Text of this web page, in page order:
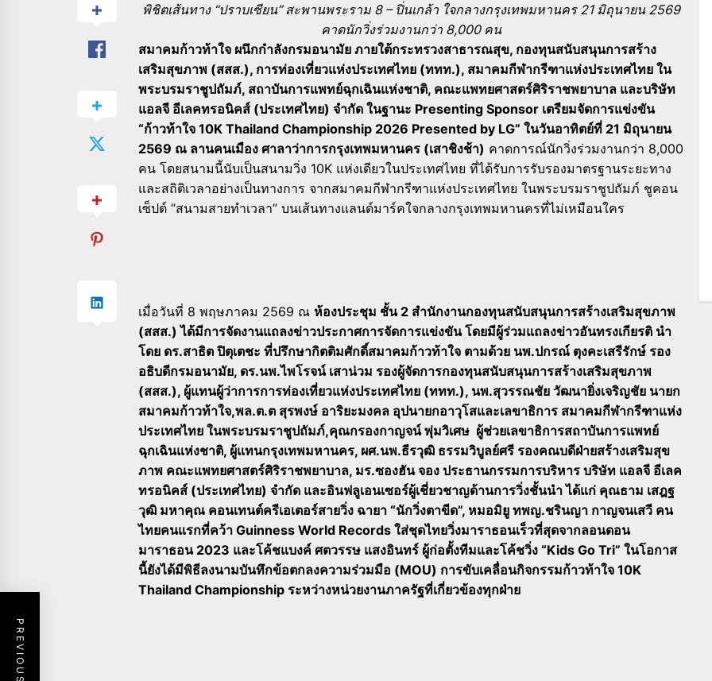
พิชิตเส้นทาง “ปราบเซียน” สะพานพระราม 8 – ปิ่นเกล้า ใจกลางกรุงเทพมหานคร 21 มิถุนายน 2569
คาดนักวิ่งร่วมงานกว่า 8,000 คน
สมาคมก้าวท้าใจ ผนึกกำลังกรมอนามัย ภายใต้กระทรวงสาธารณสุข, กองทุนสนับสนุนการสร้าง
เสริมสุขภาพ (สสส.), การท่องเที่ยวแห่งประเทศไทย (ททท.), สมาคมกีฬากรีฑาแห่งประเทศไทย ใน
พระบรมราชูปถัมภ์, สถาบันการแพทย์ฉุกเฉินแห่งชาติ, คณะแพทยศาสตร์ศิริราชพยาบาล และบริษัท
แอลจี อีเลคทรอนิคส์ (ประเทศไทย) จำกัด ในฐานะ Presenting Sponsor เตรียมจัดการแข่งขัน
“ก้าวท้าใจ 10K Thailand Championship 2026 Presented by LG” ในวันอาทิตย์ที่ 21 มิถุนายน
2569 ณ ลานคนเมือง ศาลาว่าการกรุงเทพมหานคร (เสาชิงช้า) คาดการณ์นักวิ่งร่วมงานกว่า 8,000
คน โดยสนามนี้นับเป็นสนามวิ่ง 10K แห่งเดียวในประเทศไทย ที่ได้รับการรับรองมาตรฐานระยะทาง
และสถิติเวลาอย่างเป็นทางการ จากสมาคมกีฬากรีฑาแห่งประเทศไทย ในพระบรมราชูปถัมภ์ ชูคอน
เซ็ปต์ “สนามสายทำเวลา” บนเส้นทางแลนด์มาร์คใจกลางกรุงเทพมหานครที่ไม่เหมือนใคร
เมื่อวันที่ 8 พฤษภาคม 2569 ณ ห้องประชุม ชั้น 2 สำนักงานกองทุนสนับสนุนการสร้างเสริมสุขภาพ
(สสส.) ได้มีการจัดงานแถลงข่าวประกาศการจัดการแข่งขัน โดยมีผู้ร่วมแถลงข่าวอันทรงเกียรติ นำ
โดย ดร.สาธิต ปิตุเตชะ ที่ปรึกษากิตติมศักดิ์สมาคมก้าวท้าใจ ตามด้วย นพ.ปกรณ์ ตุงคะเสรีรักษ์ รอง
อธิบดีกรมอนามัย, ดร.นพ.ไพโรจน์ เสาน่วม รองผู้จัดการกองทุนสนับสนุนการสร้างเสริมสุขภาพ
(สสส.), ผู้แทนผู้ว่าการการท่องเที่ยวแห่งประเทศไทย (ททท.), นพ.สุวรรณชัย วัฒนายิ่งเจริญชัย นายก
สมาคมก้าวท้าใจ,พล.ต.ต สุรพงษ์ อาริยะมงคล อุปนายกอาวุโสและเลขาธิการ สมาคมกีฬากรีฑาแห่ง
ประเทศไทย ในพระบรมราชูปถัมภ์,คุณกรองกาญจน์ พุ่มวิเศษ ผู้ช่วยเลขาธิการสถาบันการแพทย์
ฉุกเฉินแห่งชาติ, ผู้แทนกรุงเทพมหานคร, ผศ.นพ.ธีรวุฒิ ธรรมวิบูลย์ศรี รองคณบดีฝ่ายสร้างเสริมสุข
ภาพ คณะแพทยศาสตร์ศิริราชพยาบาล, มร.ซองฮัน จอง ประธานกรรมการบริหาร บริษัท แอลจี อีเลค
ทรอนิคส์ (ประเทศไทย) จำกัด และอินฟลูเอนเซอร์ผู้เชี่ยวชาญด้านการวิ่งชั้นนำ ได้แก่ คุณธาม เสฎฐ
วุฒิ มหาคุณ คอนเทนต์ครีเอเตอร์สายวิ่ง ฉายา “นักวิ่งตาขีด”, หมอมิยู ทพญ.ชรินญา กาญจนเสวี คน
ไทยคนแรกที่คว้า Guinness World Records ใส่ชุดไทยวิ่งมาราธอนเร็วที่สุดจากลอนดอน
มาราธอน 2023 และโค้ชแบงค์ ศตวรรษ แสงอินทร์ ผู้ก่อตั้งทีมและโค้ชวิ่ง “Kids Go Tri” ในโอกาส
นี้ยังได้มีพิธีลงนามบันทึกข้อตกลงความร่วมมือ (MOU) การขับเคลื่อนกิจกรรมก้าวท้าใจ 10K
Thailand Championship ระหว่างหน่วยงานภาครัฐที่เกี่ยวข้องทุกฝ่าย